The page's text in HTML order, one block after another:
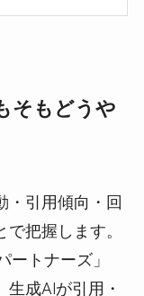
そもどうや
・引用傾向・回
把握します。
ートナーズ」
成AIが引用・